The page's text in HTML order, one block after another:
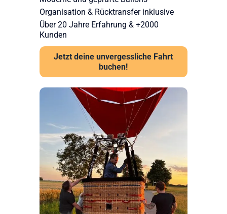
Organisation & Rücktransfer inklusive
Über 20 Jahre Erfahrung & +2000
Kunden
Jetzt deine unvergessliche Fahrt
buchen!